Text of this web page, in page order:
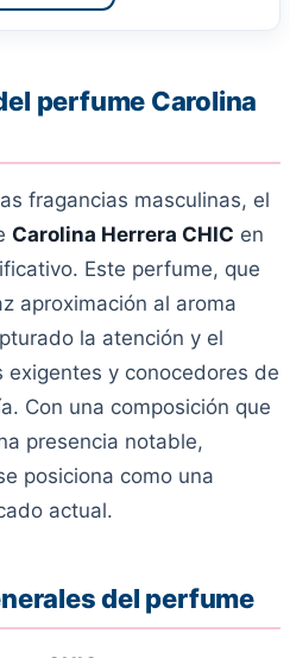
perfume Carolina
fragancias masculinas, el
Carolina Herrera CHIC en
Este perfume, que
aproximación al aroma
la atención y el
y conocedores de
Con una composición que
presencia notable,
posiciona como una
actual.
del perfume